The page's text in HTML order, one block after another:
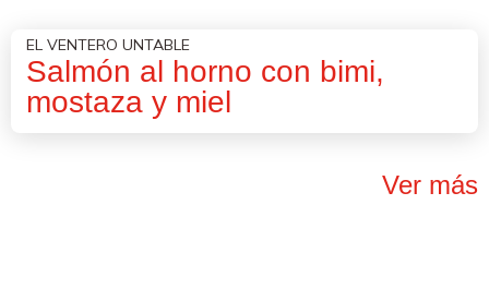
EL VENTERO UNTABLE
Salmón al horno con bimi,
mostaza y miel
Ver más